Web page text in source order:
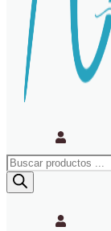
Búsqueda
de
productos